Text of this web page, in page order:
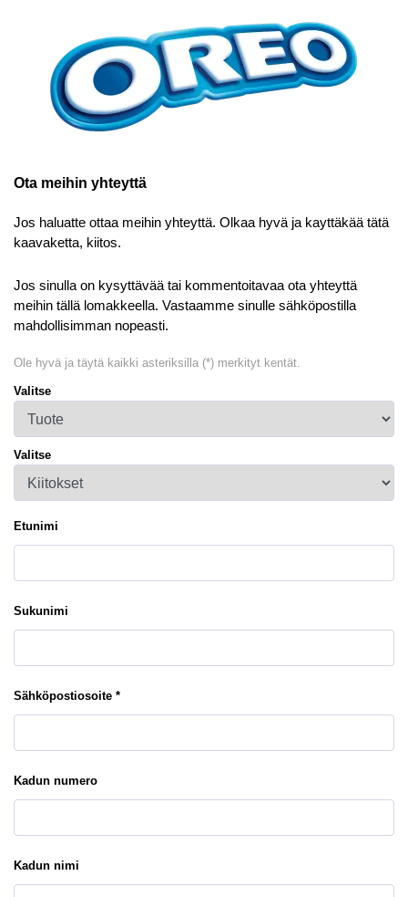
Ota meihin yhteyttä
Jos haluatte ottaa meihin yhteyttä. Olkaa hyvä ja kayttäkää tätä
kaavaketta, kiitos.
Jos sinulla on kysyttävää tai kommentoitavaa ota yhteyttä
meihin tällä lomakkeella. Vastaamme sinulle sähköpostilla
mahdollisimman nopeasti.
Ole hyvä ja täytä kaikki asteriksilla (*) merkityt kentät.
Valitse
Valitse
Etunimi
Sukunimi
Sähköpostiosoite *
Kadun numero
Kadun nimi